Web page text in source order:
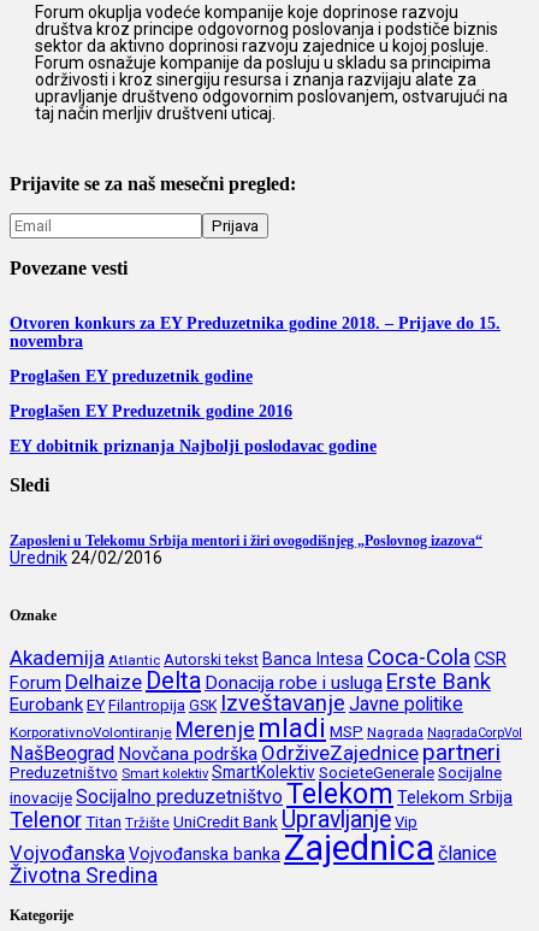
Forum okuplja vodeće kompanije koje doprinose razvoju
društva kroz principe odgovornog poslovanja i podstiče biznis
sektor da aktivno doprinosi razvoju zajednice u kojoj posluje.
Forum osnažuje kompanije da posluju u skladu sa principima
održivosti i kroz sinergiju resursa i znanja razvijaju alate za
upravljanje društveno odgovornim poslovanjem, ostvarujući na
taj način merljiv društveni uticaj.
Prijavite se za naš mesečni pregled:
Povezane vesti
Otvoren konkurs za EY Preduzetnika godine 2018. – Prijave do 15.
novembra
Proglašen EY preduzetnik godine
Proglašen EY Preduzetnik godine 2016
EY dobitnik priznanja Najbolji poslodavac godine
Sledi
Zaposleni u Telekomu Srbija mentori i žiri ovogodišnjeg „Poslovnog izazova“
Urednik24/02/2016
Oznake
Akademija Atlantic Autorski tekst Banca Intesa Coca-Cola CSR
Forum Delhaize Delta Donacija robe i usluga Erste Bank
EurobankEY Filantropija GSK Izveštavanje Javne politike
KorporativnoVolontiranje Merenje mladi MSP Nagrada NagradaCorpVol
NašBeograd Novčana podrška OdrživeZajednice partneri
Preduzetništvo Smart kolektiv SmartKolektivSocieteGeneraleSocijalne
inovacijeSocijalno preduzetništvoTelekom Telekom Srbija
TelenorTitan Tržište UniCredit Bank Upravljanje Vip
Vojvođanska Vojvođanska banka Zajednica članice
Životna Sredina
Kategorije